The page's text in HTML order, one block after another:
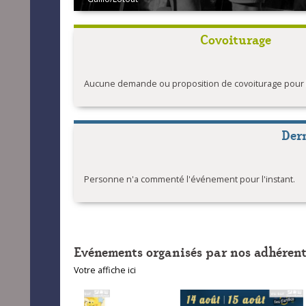
Covoiturage
Aucune demande ou proposition de covoiturage pour
Personne n'a commenté l'événement pour l'instant.
Evénements organisés par nos
Votre affiche ici